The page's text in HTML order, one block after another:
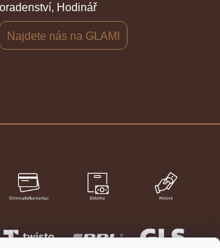
Hodinář
Najdete nás na GLAMI